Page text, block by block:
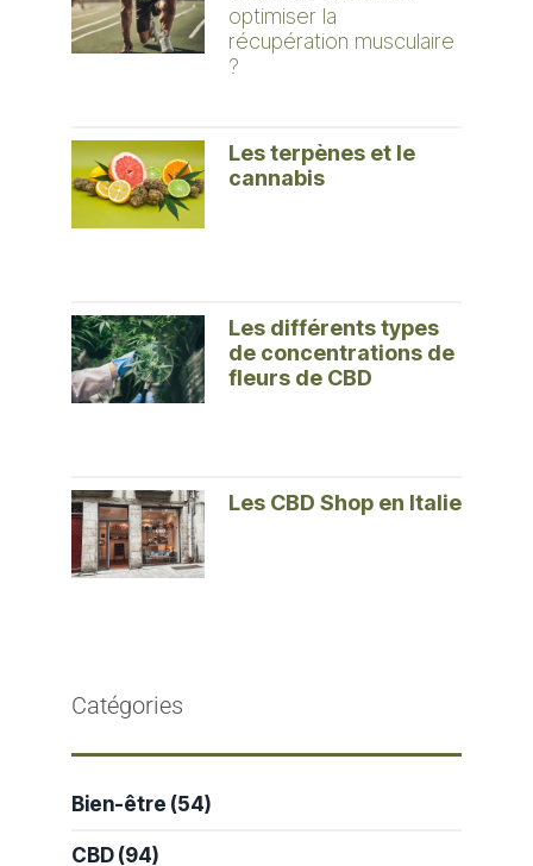
optimiser la
récupération musculaire
?
Les terpènes et le
cannabis
Les différents types
de concentrations de
fleurs de CBD
Les CBD Shop en Italie
Catégories
Bien-être (54)
CBD (94)